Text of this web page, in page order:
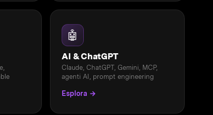
🤖
AI & ChatGPT
Claude, ChatGPT, Gemini, MCP,
agenti AI, prompt engineering
Esplora →